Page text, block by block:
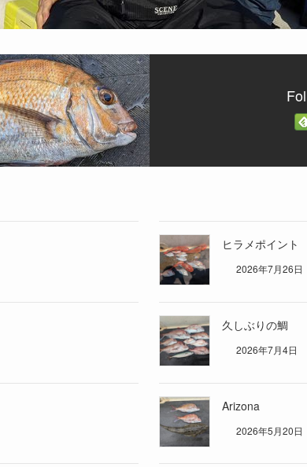
ヒラメポイント
2026年7月26日
久しぶりの鯛
2026年7月4日
Arizona
2026年5月20日